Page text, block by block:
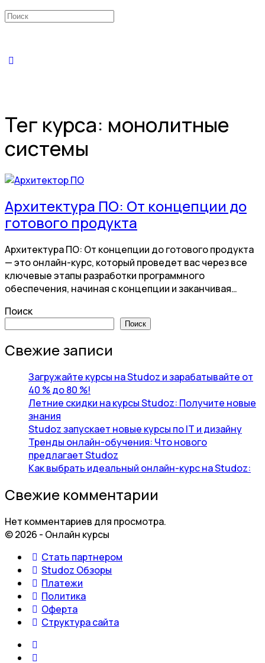
Искать:
Тег курса: монолитные
системы
Архитектура ПО: От концепции до
готового продукта
Архитектура ПО: От концепции до готового продукта
— это онлайн-курс, который проведет вас через все
ключевые этапы разработки программного
обеспечения, начиная с концепции и заканчивая…
Поиск
Поиск
Свежие записи
Загружайте курсы на Studoz и зарабатывайте от
40 % до 80 %!
Летние скидки на курсы Studoz: Получите новые
знания
Studoz запускает новые курсы по IT и дизайну
Тренды онлайн-обучения: Что нового
предлагает Studoz
Как выбрать идеальный онлайн-курс на Studoz:
Свежие комментарии
Нет комментариев для просмотра.
© 2026 - Онлайн курсы
Стать партнером
Studoz Обзоры
Платежи
Политика
Оферта
Структура сайта